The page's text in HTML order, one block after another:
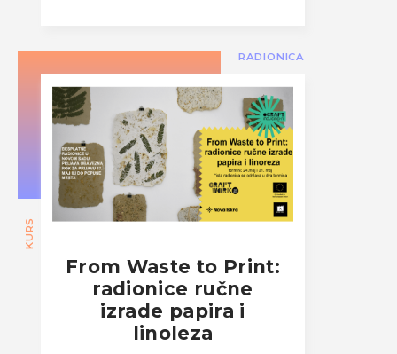
RADIONICA
KURS
From Waste to Print:
radionice ručne
izrade papira i
linoleza